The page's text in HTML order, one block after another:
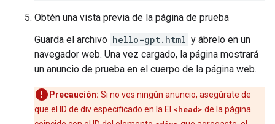
Obtén una vista previa de la página de prueba
Guarda el archivo hello-gpt.html y ábrelo en un
navegador web. Una vez cargado, la página mostrará
un anuncio de prueba en el cuerpo de la página web.
Precaución: Si no ves ningún anuncio, asegúrate de
que el ID de div especificado en la El <head> de la página